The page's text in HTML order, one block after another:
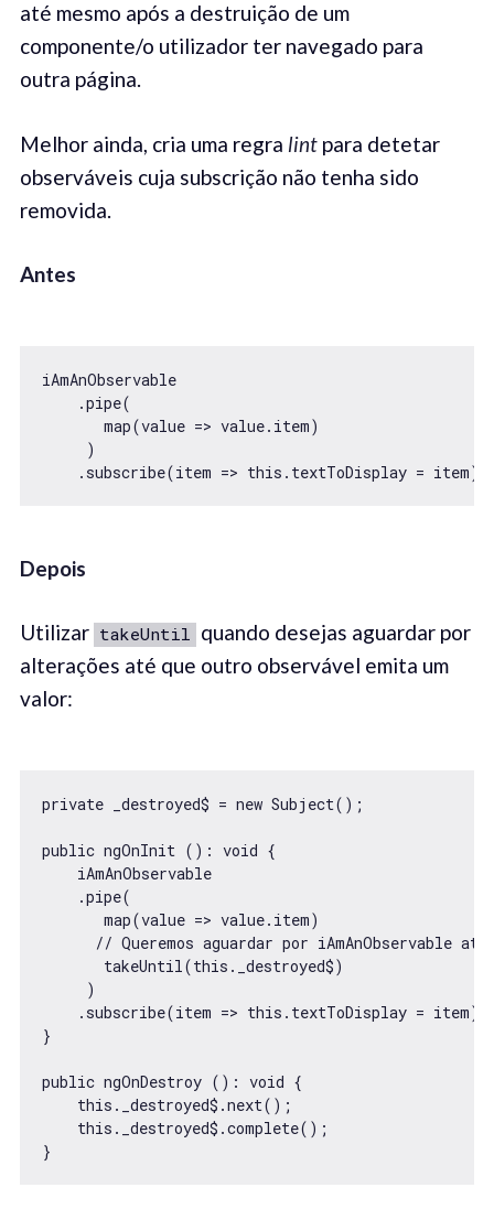
até mesmo após a destruição de um
componente/o utilizador ter navegado para
outra página.
Melhor ainda, cria uma regra lintpara detetar
observáveis cuja subscrição não tenha sido
removida.
Antes
iAmAnObservable
    .pipe(
       map(value => value.item)
     )
    .subscribe(item => this.textToDisplay = item);
Depois
Utilizar takeUntil quando desejas aguardar por
alterações até que outro observável emita um
valor:
private _destroyed$ = new Subject();
public ngOnInit (): void {
    iAmAnObservable
    .pipe(
       map(value => value.item)
// Queremos aguardar por iAmAnObservable
       takeUntil(this._destroyed$)
     )
    .subscribe(item => this.textToDisplay = item);
}
public ngOnDestroy (): void {
    this._destroyed$.next();
    this._destroyed$.complete();
}